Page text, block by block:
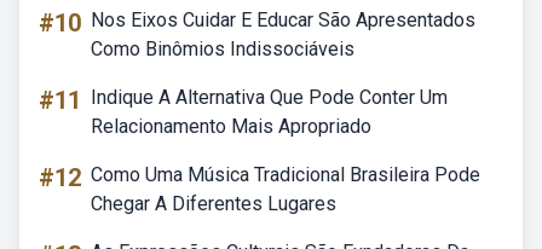
#10 Nos Eixos Cuidar E Educar São Apresentados
Como Binômios Indissociáveis
#11
Indique A Alternativa Que Pode Conter Um
Relacionamento Mais Apropriado
#12 Como Uma Música Tradicional Brasileira Pode
Chegar A Diferentes Lugares